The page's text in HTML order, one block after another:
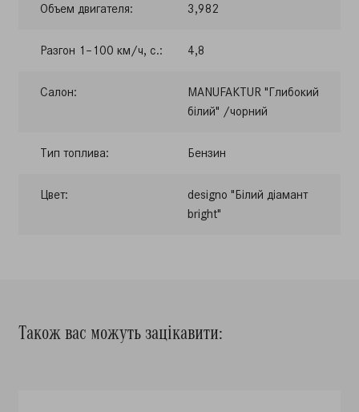
Объем двигателя: 3,982
Разгон 1–100 км/ч, с.: 4,8
Салон:
MANUFAKTUR "Глибокий
білий" /чорний
Тип топлива: Бензин
Цвет:
designo "Білий діамант
bright"
Також вас можуть зацікавити: